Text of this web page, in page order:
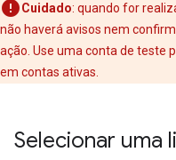
Cuidado: quando for
não haverá avisos nem
ação. Use uma conta de teste
em contas ativas.
Selecionar uma